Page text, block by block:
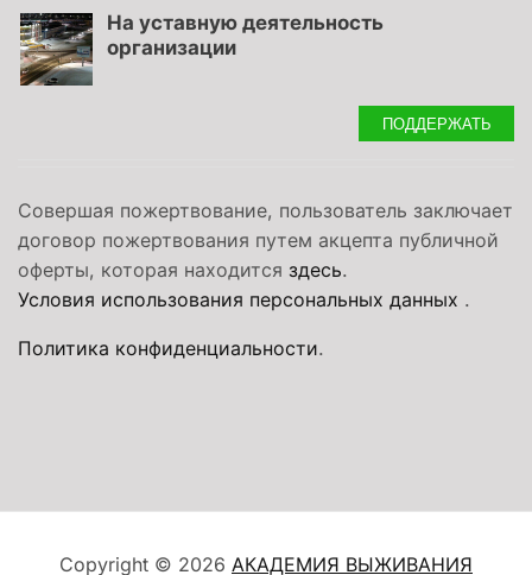
На уставную деятельность
организации
ПОДДЕРЖАТЬ
Совершая пожертвование, пользователь заключает
договор пожертвования путем акцепта публичной
оферты, которая находится здесь.
Условия использования персональных данных .
Политика конфиденциальности.
Copyright © 2026 АКАДЕМИЯ ВЫЖИВАНИЯ